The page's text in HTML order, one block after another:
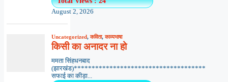
August 2, 2026
Uncategorized,कविता,काव्यभाषा
किसी का अनादर ना हो
ममता सिंहधनबाद
(झारखंड)*************************************
सफाई का कीड़ा...